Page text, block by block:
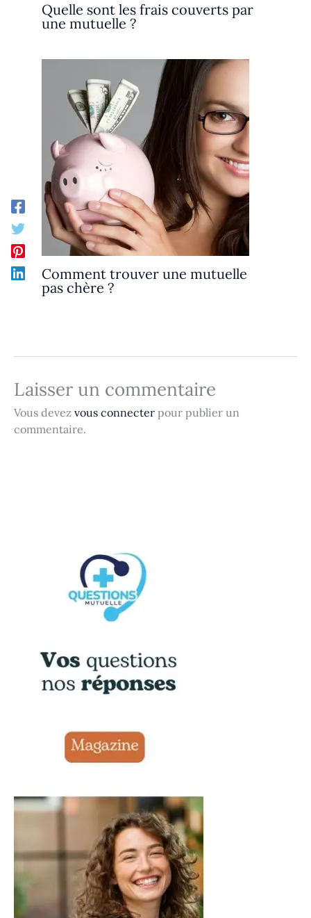
Quelle sont les frais couverts par
une mutuelle ?
Comment trouver une mutuelle
pas chère ?
Laisser un commentaire
Vous devez vous connecter pour publier un
commentaire.